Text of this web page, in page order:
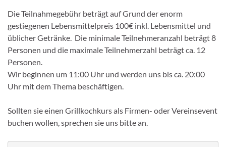
Die Teilnahmegebühr beträgt auf Grund der enorm
gestiegenen Lebensmittelpreis 100€ inkl. Lebensmittel und
üblicher Getränke. Die minimale Teilnehmeranzahl beträgt 8
Personen und die maximale Teilnehmerzahl beträgt ca. 12
Personen.
Wir beginnen um 11:00 Uhr und werden uns bis ca. 20:00
Uhr mit dem Thema beschäftigen.
Sollten sie einen Grillkochkurs als Firmen- oder Vereinsevent
buchen wollen, sprechen sie uns bitte an.